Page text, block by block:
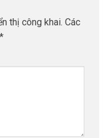
thị công khai. Các
*